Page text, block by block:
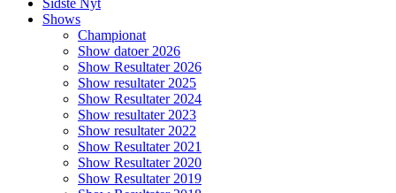
Sidste Nyt
Shows
Championat
Show datoer 2026
Show Resultater 2026
Show resultater 2025
Show Resultater 2024
Show resultater 2023
Show resultater 2022
Show Resultater 2021
Show Resultater 2020
Show Resultater 2019